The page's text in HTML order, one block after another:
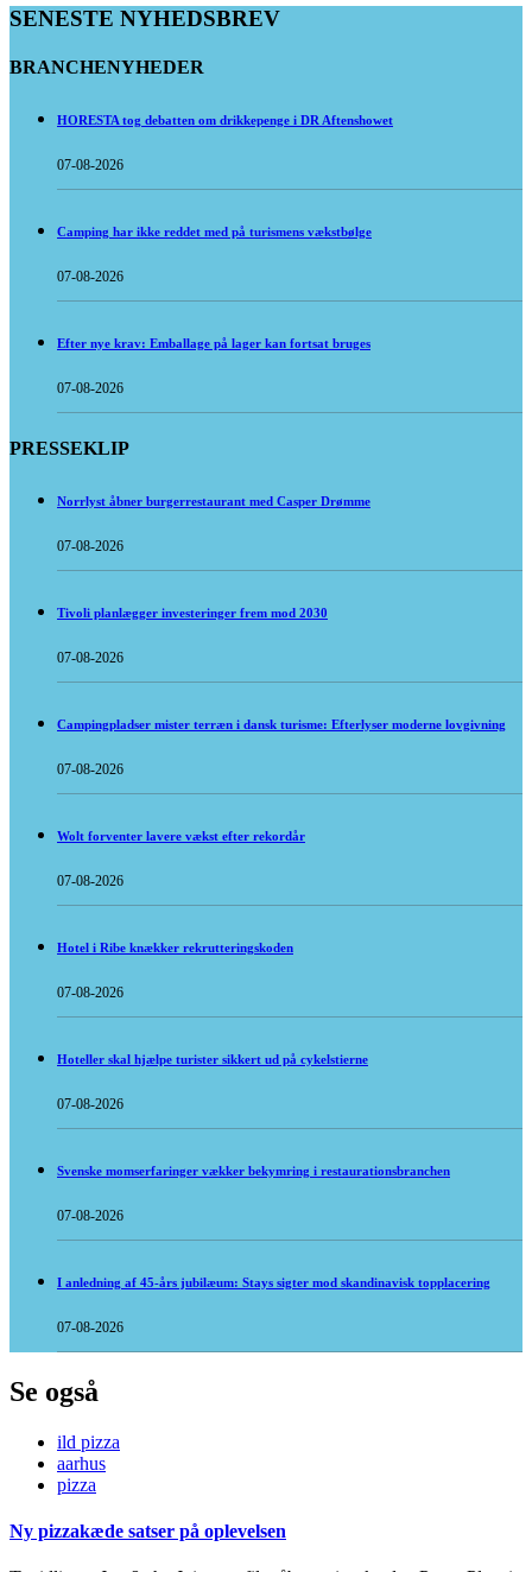
SENESTE NYHEDSBREV
BRANCHENYHEDER
HORESTA tog debatten om drikkepenge i DR Aftenshowet
07-08-2026
Camping har ikke reddet med på turismens vækstbølge
07-08-2026
Efter nye krav: Emballage på lager kan fortsat bruges
07-08-2026
PRESSEKLIP
Norrlyst åbner burgerrestaurant med Casper Drømme
07-08-2026
Tivoli planlægger investeringer frem mod 2030
07-08-2026
Campingpladser mister terræn i dansk turisme: Efterlyser moderne lovgivning
07-08-2026
Wolt forventer lavere vækst efter rekordår
07-08-2026
Hotel i Ribe knækker rekrutteringskoden
07-08-2026
Hoteller skal hjælpe turister sikkert ud på cykelstierne
07-08-2026
Svenske momserfaringer vækker bekymring i restaurationsbranchen
07-08-2026
I anledning af 45-års jubilæum: Stays sigter mod skandinavisk topplacering
07-08-2026
Se også
ild pizza
aarhus
pizza
Ny pizzakæde satser på oplevelsen